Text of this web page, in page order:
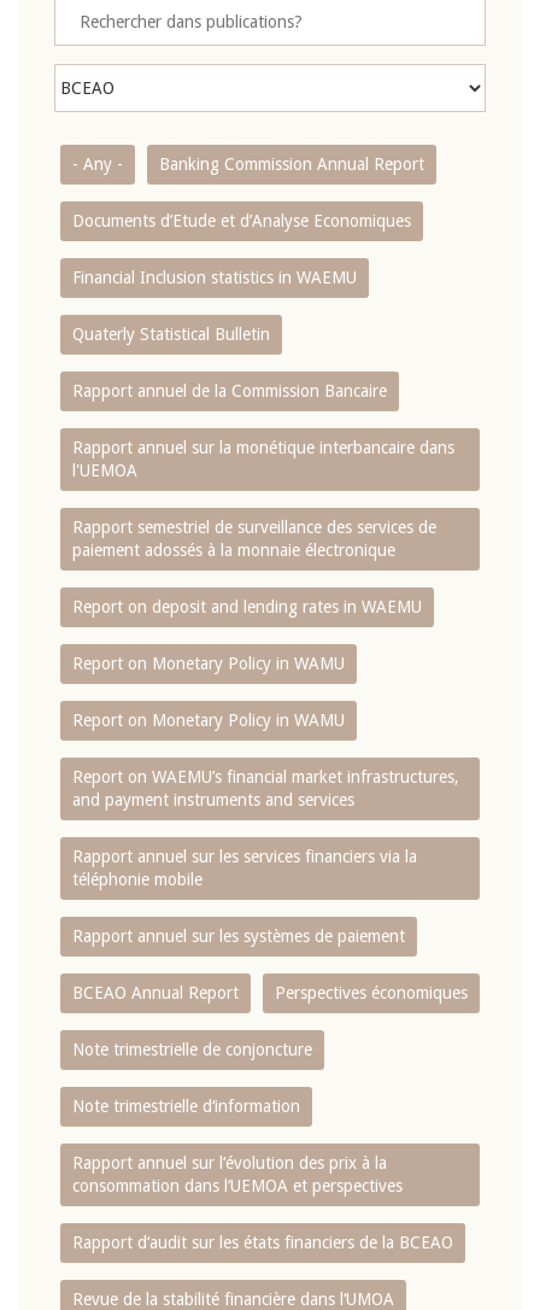
- Any - Banking Commission Annual Report
Documents d’Etude et d’Analyse Economiques
Financial Inclusion statistics in WAEMU
Quaterly Statistical Bulletin
Rapport annuel de la Commission Bancaire
Rapport annuel sur la monétique interbancaire dans
l'UEMOA
Rapport semestriel de surveillance des services de
paiement adossés à la monnaie électronique
Report on deposit and lending rates in WAEMU
Report on Monetary Policy in WAMU
Report on Monetary Policy in WAMU
Report on WAEMU’s financial market infrastructures,
and payment instruments and services
Rapport annuel sur les services financiers via la
téléphonie mobile
Rapport annuel sur les systèmes de paiement
BCEAO Annual Report Perspectives économiques
Note trimestrielle de conjoncture
Note trimestrielle d‘information
Rapport annuel sur l‘évolution des prix à la
consommation dans l‘UEMOA et perspectives
Rapport d‘audit sur les états financiers de la BCEAO
Revue de la stabilité financière dans l‘UMOA